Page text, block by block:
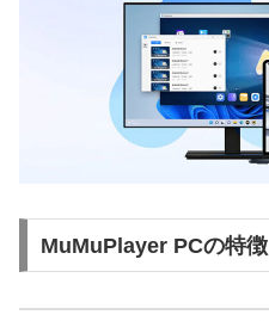
MuMuPlayer PCの特徴